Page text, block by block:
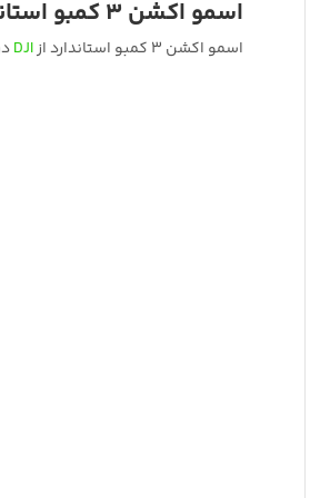
اسمو اکشن 3 کمبو استاندارد
اسمو اکشن 3 کمبو استاندارد از DJI